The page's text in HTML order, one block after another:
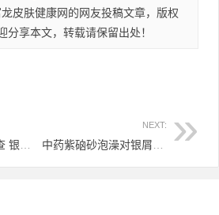
皮肤健康网的网友投稿文章，版权
分享本文，转载请保留出处！
NEXT: